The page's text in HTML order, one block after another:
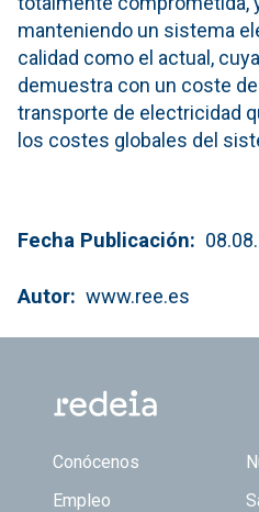
manteniendo un sistema
calidad como el actual,
demuestra con un coste
transporte de electricidad
los costes globales del
Fecha Publicación
Autor www.ree.es
Footer TOP
Conócenos
Empleo